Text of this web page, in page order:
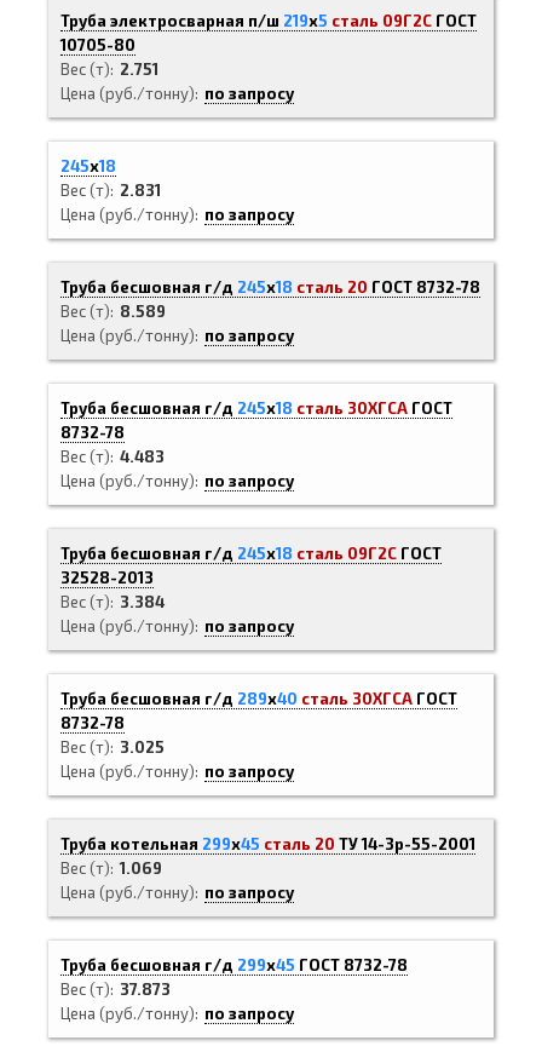
Труба электросварная п/ш 219х5 сталь 09Г2С ГОСТ
10705-80
Вес (т)
2.751
Цена (руб./тонну)
по запросу
245х18
Вес (т)
2.831
Цена (руб./тонну)
по запросу
Труба бесшовная г/д 245х18 сталь 20 ГОСТ 8732-78
Вес (т)
8.589
Цена (руб./тонну)
по запросу
Труба бесшовная г/д 245х18 сталь 30ХГСА ГОСТ
8732-78
Вес (т) 4.483
Цена (руб./тонну)
по запросу
Труба бесшовная г/д 245х18 сталь 09Г2С ГОСТ
32528-2013
Вес (т)
3.384
Цена (руб./тонну)
по запросу
Труба бесшовная г/д 289х40 сталь 30ХГСА ГОСТ
8732-78
Вес (т)
3.025
Цена (руб./тонну)
по запросу
Труба котельная 299х45 сталь 20 ТУ 14-3р-55-2001
Вес (т) 1.069
Цена (руб./тонну)
по запросу
Труба бесшовная г/д 299х45 ГОСТ 8732-78
Вес (т)
37.873
Цена (руб./тонну)
по запросу